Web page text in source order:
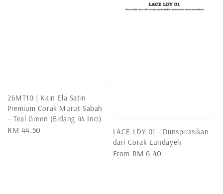
26MT10 | Kain Ela Satin
Premium Corak Murut Sabah
– Teal Green (Bidang 44 Inci)
Regular
RM 44.50
LACE LDY 01 - Diinspirasikan
dari Corak Lundayeh
Regular
From RM 6.40